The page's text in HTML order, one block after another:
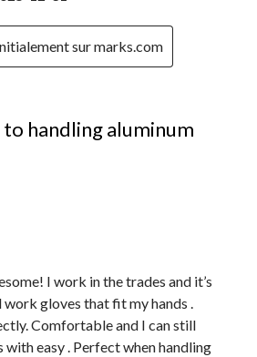
sur marks.com
handling aluminum
I work in the trades and it’s
gloves that fit my hands .
Comfortable and I can still
with easy . Perfect when handling